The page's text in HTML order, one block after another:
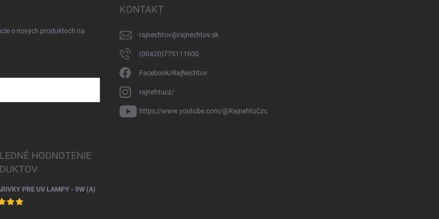
o nových produktoch na
KONTAKT
rajnechtov@rajnechtov.sk
(00420)775111600
Facebook/RajNechtov
rajnehtucz/
https://www.youtube.com/@RajnehtuCzc
HODNOTENIE
PRE UV LAMPY - 9W (A)